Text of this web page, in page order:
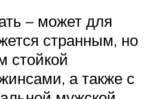
– может для
странным, но
стойкой
а также с